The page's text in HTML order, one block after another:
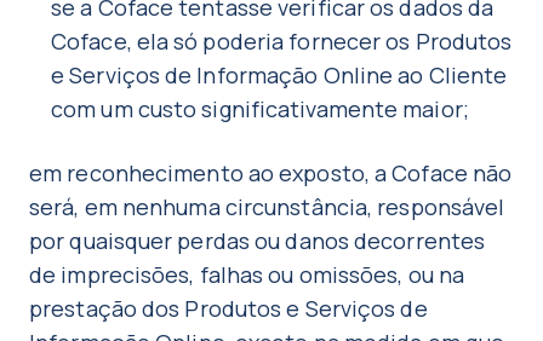
se a Coface tentasse verificar os dados da
Coface, ela só poderia fornecer os Produtos
e Serviços de Informação Online ao Cliente
com um custo significativamente maior;
em reconhecimento ao exposto, a Coface não
será, em nenhuma circunstância, responsável
por quaisquer perdas ou danos decorrentes
de imprecisões, falhas ou omissões, ou na
prestação dos Produtos e Serviços de